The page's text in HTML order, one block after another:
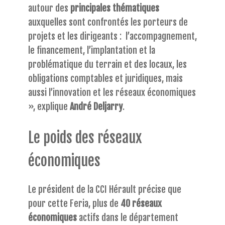
autour des principales thématiques
auxquelles sont confrontés les porteurs de
projets et les dirigeants : l’accompagnement,
le financement, l’implantation et la
problématique du terrain et des locaux, les
obligations comptables et juridiques, mais
aussi l’innovation et les réseaux économiques
», explique André Deljarry.
Le poids des réseaux
économiques
Le président de la CCI Hérault précise que
pour cette Feria, plus de 40 réseaux
économiques actifs dans le département